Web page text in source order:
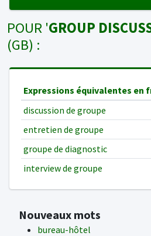
POUR 'GROUP
(GB) :
Expressions équivalentes en
discussion de groupe
entretien de groupe
groupe de diagnostic
interview de groupe
Nouveaux mots
bureau-hôtel